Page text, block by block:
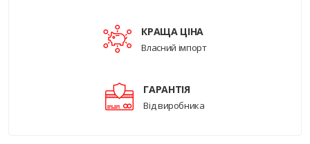
КРАЩА ЦІНА
Власний імпорт
ГАРАНТІЯ
Від виробника